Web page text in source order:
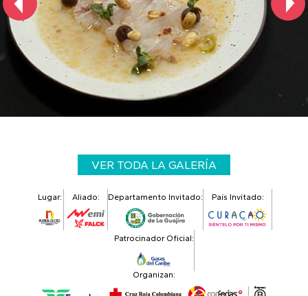
VER TODA LA GALERÍA
Lugar: Aliado: Departamento Invitado: País Invitado:
Patrocinador Oficial:
Organizan: